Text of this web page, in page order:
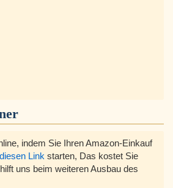
indem Sie Ihren Amazon-Einkauf
Link starten, Das kostet Sie
uns beim weiteren Ausbau des